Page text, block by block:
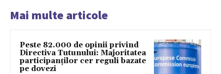
Mai multe articole
Peste 82.000 de opinii privind
Directiva Tutunului: Majoritatea
participanților cer reguli bazate
pe dovezi